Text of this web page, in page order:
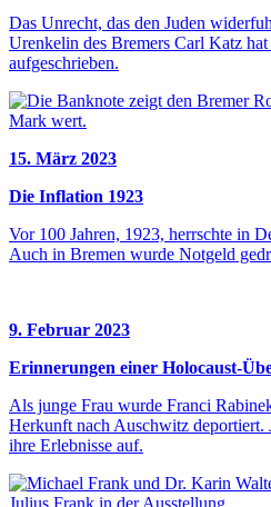
Das Unrecht, das den Juden
Urenkelin des Bremers Carl Katz hat
aufgeschrieben.
15. März 2023
Die Inflation 1923
Vor 100 Jahren, 1923, herrschte in
Auch in Bremen wurde Notgeld
9. Februar 2023
Erinnerungen einer Holocaust-
Als junge Frau wurde Franci
Herkunft nach Auschwitz deportiert.
ihre Erlebnisse auf.